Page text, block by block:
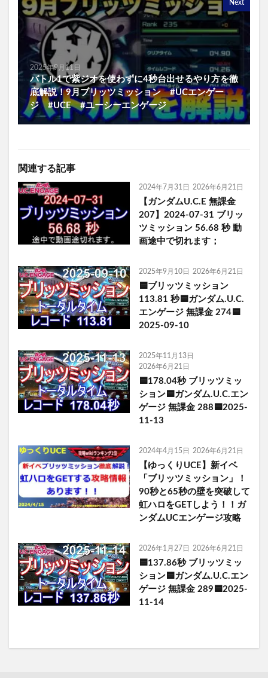
Next
2025年9月11日
バトル1で紫ジオを使わずに4秒台出せるやり方を徹
底解説！9月ブリッツミッション #UCエンゲー
ジ #UCE #ユーシーエンゲージ
関連する記事
2024年7月31日 2026年6月21日
【ガンダムU.C.E 無課金
207】2024-07-31 ブリッ
ツミッション 56.68 秒 動
画途中で切れます；
2025年9月10日 2026年6月21日
🟦ブリッツミッション
113.81 秒🟦ガンダム.U.C.
エンゲージ 無課金 274🟦
2025-09-10
2025年11月13日
2026年6月21日
🟦178.04秒 ブリッツミッ
ション🟦ガンダム.U.C.エン
ゲージ 無課金 288🟦2025-
11-13
2024年4月15日 2026年6月21日
【ゆっくりUCE】新イベ
「ブリッツミッション」！
90秒と65秒の壁を突破して
虹ハロをGETしよう！！ガ
ンダムUCエンゲージ攻略
2026年1月27日 2026年6月21日
🟦137.86秒 ブリッツミッ
ション🟦ガンダム.U.C.エン
ゲージ 無課金 289🟦2025-
11-14